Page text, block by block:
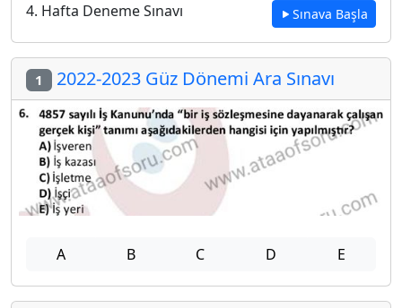
4. Hafta Deneme Sınavı Sınava Başla
1 2022-2023 Güz Dönemi Ara Sınavı
A B C D E